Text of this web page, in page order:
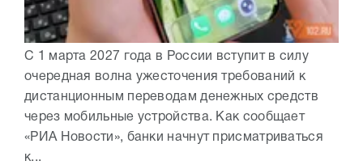
С 1 марта 2027 года в России вступит в силу
очередная волна ужесточения требований к
дистанционным переводам денежных средств
через мобильные устройства. Как сообщает
«РИА Новости», банки начнут присматриваться
к...